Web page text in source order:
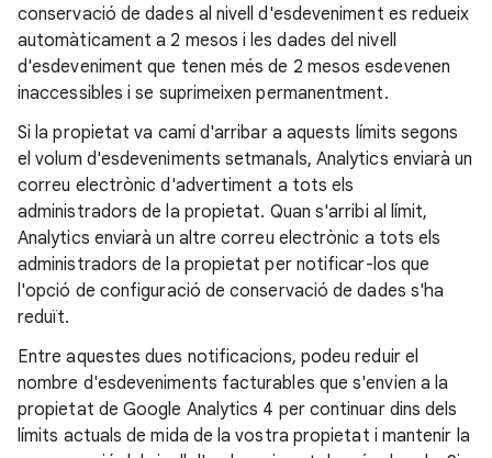
conservació de dades al nivell d'esdeveniment es redueix
automàticament a 2 mesos i les dades del nivell
d'esdeveniment que tenen més de 2 mesos esdevenen
inaccessibles i se suprimeixen permanentment.
Si la propietat va camí d'arribar a aquests límits segons
el volum d'esdeveniments setmanals, Analytics enviarà un
correu electrònic d'advertiment a tots els
administradors de la propietat. Quan s'arribi al límit,
Analytics enviarà un altre correu electrònic a tots els
administradors de la propietat per notificar-los que
l'opció de configuració de conservació de dades s'ha
reduït.
Entre aquestes dues notificacions, podeu reduir el
nombre d'esdeveniments facturables que s'envien a la
propietat de Google Analytics 4 per continuar dins dels
límits actuals de mida de la vostra propietat i mantenir la